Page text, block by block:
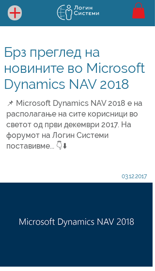
Брз преглед на
новините во Microsoft
Dynamics NAV 2018
📌 Microsoft Dynamics NAV 2018 е на
располагање на сите корисници во
светот од први декември 2017. На
форумот на Логин Системи
поставивме... 👇⬇️
03.12.2017